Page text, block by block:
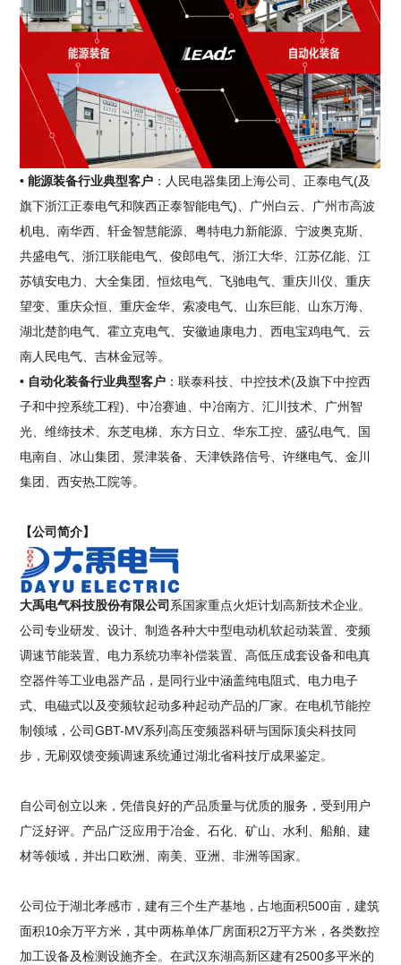
• 能源装备行业典型客户 ：人民电器集团上海公司、正泰电气(及
旗下浙江正泰电气和陕西正泰智能电气)、广州白云、广州市高波
机电、南华西、轩金智慧能源、粤特电力新能源、宁波奥克斯、
共盛电气、浙江联能电气、俊郎电气、浙江大华、江苏亿能、江
苏镇安电力、大全集团、恒炫电气、飞驰电气、重庆川仪、重庆
望变、重庆众恒、重庆金华、索凌电气、山东巨能、山东万海、
湖北楚韵电气、霍立克电气、安徽迪康电力、西电宝鸡电气、云
南人民电气、吉林金冠等。
• 自动化装备行业典型客户 ：联泰科技、中控技术(及旗下中控西
子和中控系统工程)、中冶赛迪、中冶南方、汇川技术、广州智
光、维缔技术、东芝电梯、东方日立、华东工控、盛弘电气、国
电南自、冰山集团、景津装备、天津铁路信号、许继电气、金川
集团、西安热工院等。
【公司简介】
大禹电气科技股份有限公司 系国家重点火炬计划高新技术企业。
公司专业研发、设计、制造各种大中型电动机软起动装置、变频
调速节能装置、电力系统功率补偿装置、高低压成套设备和电真
空器件等工业电器产品，是同行业中涵盖纯电阻式、电力电子
式、电磁式以及变频软起动多种起动产品的厂家。在电机节能控
制领域，公司GBT-MV系列高压变频器科研与国际顶尖科技同
步，无刷双馈变频调速系统通过湖北省科技厅成果鉴定。
自公司创立以来，凭借良好的产品质量与优质的服务，受到用户
广泛好评。产品广泛应用于冶金、石化、矿山、水利、船舶、建
材等领域，并出口欧洲、南美、亚洲、非洲等国家。
公司位于湖北孝感市，建有三个生产基地，占地面积500亩，建筑
面积10余万平方米，其中两栋单体厂房面积2万平方米，各类数控
加工设备及检测设施齐全。在武汉东湖高新区建有2500多平米的